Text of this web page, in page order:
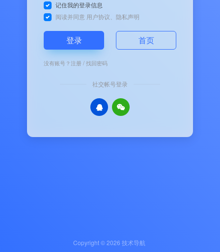
记住我的登录信息
阅读并同意 用户协议 隐私声明
登录 首页
没有账号？注册/找回密码
社交帐号登录
Copyright © 2026 技术导航